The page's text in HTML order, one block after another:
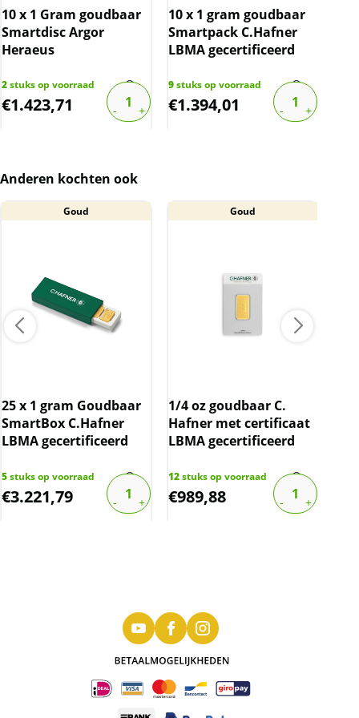
10 x 1 Gram goudbaar
Smartdisc Argor
Heraeus
2stuks op voorraad
€1.423,71
10 x 1 gram goudbaar
Smartpack C.Hafner
LBMA gecertificeerd
9stuks op voorraad
€1.394,01
Anderen kochten ook
Goud
25 x 1 gram Goudbaar
SmartBox C.Hafner
LBMA gecertificeerd
5stuks op voorraad
€3.221,79
Goud
1/4 oz goudbaar C.
Hafner met certificaat
LBMA gecertificeerd
12stuks op voorraad
€989,88